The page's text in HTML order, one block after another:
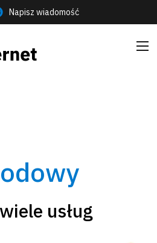
Napisz wiadomość
usług